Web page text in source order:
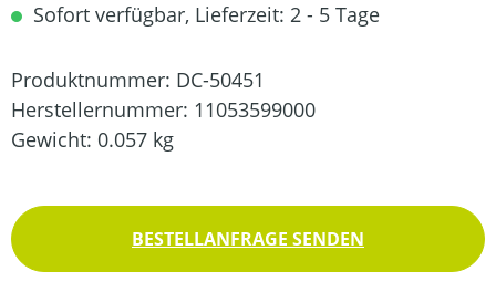
Sofort verfügbar, Lieferzeit: 2 - 5 Tage
Produktnummer: DC-50451
Herstellernummer: 11053599000
Gewicht: 0.057 kg
BESTELLANFRAGE SENDEN